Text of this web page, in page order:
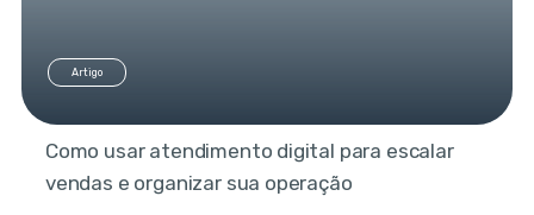
Artigo
Como usar atendimento digital para escalar
vendas e organizar sua operação